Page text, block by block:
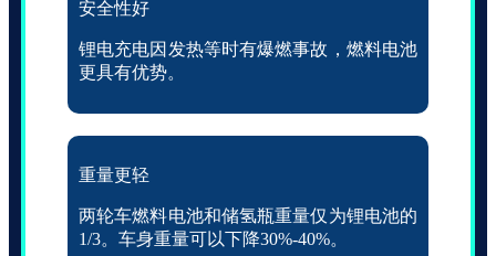
安全性好
锂电充电因发热等时有爆燃事故，燃料电池
更具有优势。
重量更轻
两轮车燃料电池和储氢瓶重量仅为锂电池的
1/3。车身重量可以下降30%-40%。